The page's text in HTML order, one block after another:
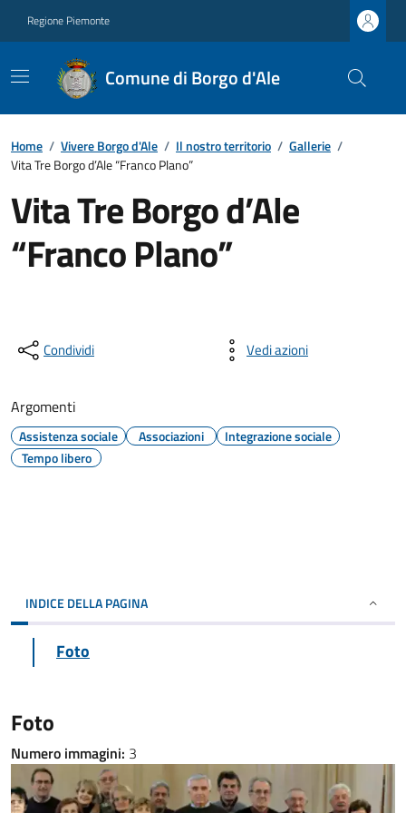
Regione Piemonte
Comune di Borgo d'Ale
Home / Vivere Borgo d'Ale / Il nostro territorio / Gallerie /
Vita Tre Borgo d’Ale “Franco Plano”
Vita Tre Borgo d’Ale
“Franco Plano”
Condividi Vedi azioni
Argomenti
Assistenza sociale Associazioni
Integrazione sociale
Tempo libero
INDICE DELLA PAGINA
Foto
Foto
Numero immagini: 3